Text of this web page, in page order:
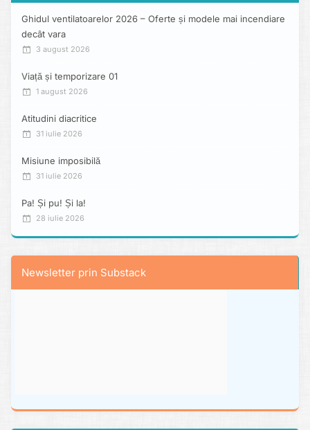
Ghidul ventilatoarelor 2026 – Oferte și modele mai incendiare
decât vara
3 august 2026
Viață și temporizare 01
1 august 2026
Atitudini diacritice
31 iulie 2026
Misiune imposibilă
31 iulie 2026
Pa! Și pu! Și la!
28 iulie 2026
Newsletter prin Substack